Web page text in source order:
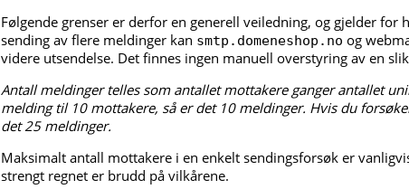
Følgende grenser er derfor en generell veiledning, og gjelder for
sending av flere meldinger kan smtp.domeneshop.no og
videre utsendelse. Det finnes ingen manuell overstyring av en
Antall meldinger telles som antallet mottakere ganger antallet
melding til 10 mottakere, så er det 10 meldinger. Hvis du
det 25 meldinger.
Maksimalt antall mottakere i en enkelt sendingsforsøk er
strengt regnet er brudd på vilkårene.